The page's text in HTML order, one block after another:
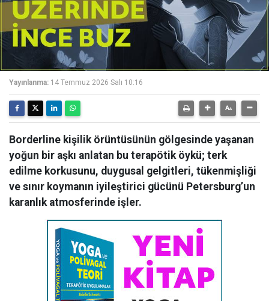
Yayınlanma: 14 Temmuz 2026 Salı 10:16
Borderline kişilik örüntüsünün gölgesinde yaşanan
yoğun bir aşkı anlatan bu terapötik öykü; terk
edilme korkusunu, duygusal gelgitleri, tükenmişliği
ve sınır koymanın iyileştirici gücünü Petersburg’un
karanlık atmosferinde işler.